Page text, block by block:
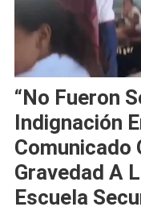
“No Fueron
Indignación
Comunicado
Gravedad A
Escuela